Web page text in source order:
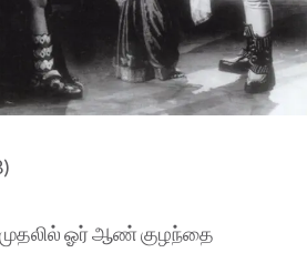
முதலில் ஓர் ஆண் குழந்தை